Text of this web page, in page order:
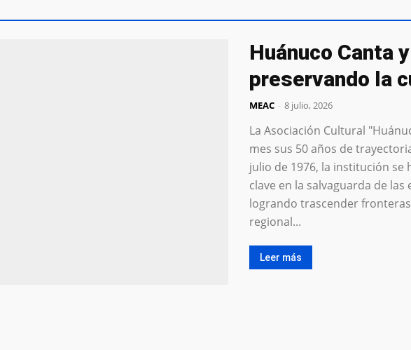
Huánuco Canta
preservando la
MEAC - 8 julio, 2026
La Asociación Cultural
mes sus 50 años de
julio de 1976, la institución
clave en la salvaguarda de
logrando trascender
regional...
Leer más